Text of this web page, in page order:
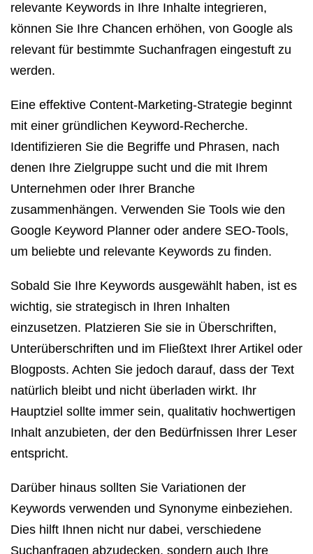
relevante Keywords in Ihre Inhalte integrieren,
können Sie Ihre Chancen erhöhen, von Google als
relevant für bestimmte Suchanfragen eingestuft zu
werden.
Eine effektive Content-Marketing-Strategie beginnt
mit einer gründlichen Keyword-Recherche.
Identifizieren Sie die Begriffe und Phrasen, nach
denen Ihre Zielgruppe sucht und die mit Ihrem
Unternehmen oder Ihrer Branche
zusammenhängen. Verwenden Sie Tools wie den
Google Keyword Planner oder andere SEO-Tools,
um beliebte und relevante Keywords zu finden.
Sobald Sie Ihre Keywords ausgewählt haben, ist es
wichtig, sie strategisch in Ihren Inhalten
einzusetzen. Platzieren Sie sie in Überschriften,
Unterüberschriften und im Fließtext Ihrer Artikel oder
Blogposts. Achten Sie jedoch darauf, dass der Text
natürlich bleibt und nicht überladen wirkt. Ihr
Hauptziel sollte immer sein, qualitativ hochwertigen
Inhalt anzubieten, der den Bedürfnissen Ihrer Leser
entspricht.
Darüber hinaus sollten Sie Variationen der
Keywords verwenden und Synonyme einbeziehen.
Dies hilft Ihnen nicht nur dabei, verschiedene
Suchanfragen abzudecken, sondern auch Ihre